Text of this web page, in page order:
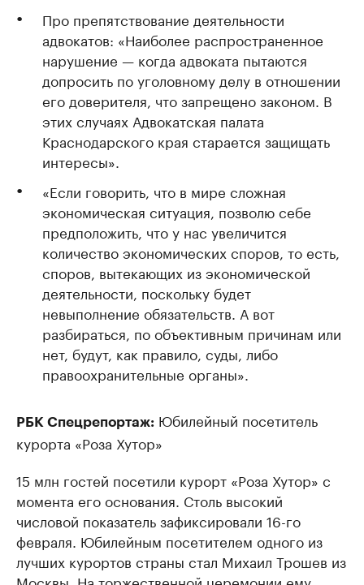
Про препятствование деятельности
адвокатов: «Наиболее распространенное
нарушение — когда адвоката пытаются
допросить по уголовному делу в отношении
его доверителя, что запрещено законом. В
этих случаях Адвокатская палата
Краснодарского края старается защищать
интересы».
«Если говорить, что в мире сложная
экономическая ситуация, позволю себе
предположить, что у нас увеличится
количество экономических споров, то есть,
споров, вытекающих из экономической
деятельности, поскольку будет
невыполнение обязательств. А вот
разбираться, по объективным причинам или
нет, будут, как правило, суды, либо
правоохранительные органы».
РБК Спецрепортаж: Юбилейный посетитель
курорта «Роза Хутор»
15 млн гостей посетили курорт «Роза Хутор» с
момента его основания. Столь высокий
числовой показатель зафиксировали 16-го
февраля. Юбилейным посетителем одного из
лучших курортов страны стал Михаил Трошев из